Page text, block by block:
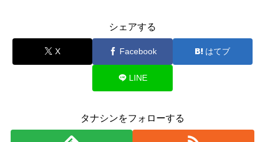
シェアする
X Facebook はてブ
LINE
タナシンをフォローする